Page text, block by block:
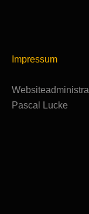
Impressum
Pascal Lucke